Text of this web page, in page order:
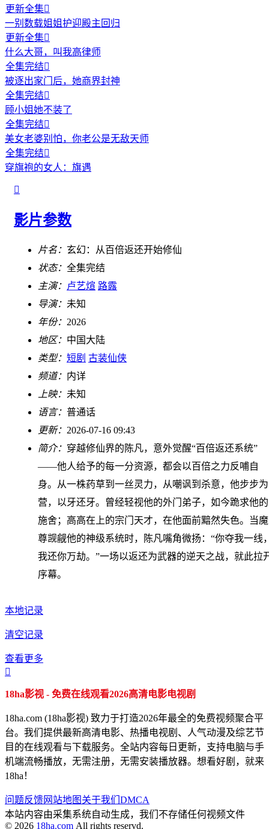
更新全集
一别数载姐姐护迎殿主回归
更新全集
什么大哥，叫我高律师
全集完结
被逐出家门后，她商界封神
全集完结
顾小姐她不装了
全集完结
美女老婆别怕，你老公是无敌天师
全集完结
穿旗袍的女人：旗遇

影片参数
片名： 玄幻：从百倍返还开始修仙
状态： 全集完结
主演： 卢艺煊 路露
导演： 未知
年份： 2026
地区： 中国大陆
类型： 短剧 古装仙侠
频道： 内详
上映： 未知
语言： 普通话
更新： 2026-07-16 09:43
简介： 穿越修仙界的陈凡，意外觉醒“百倍返还系统”
——他人给予的每一分资源，都会以百倍之力反哺自
身。从一株药草到一丝灵力，从嘲讽到杀意，他步步为
营，以牙还牙。曾经轻视他的外门弟子，如今跪求他的
施舍；高高在上的宗门天才，在他面前黯然失色。当魔
尊觊觎他的神级系统时，陈凡嘴角微扬：“你夺我一线
我还你万劫。”一场以返还为武器的逆天之战，就此拉
序幕。
本地记录
清空记录
查看更多

18ha影视 - 免费在线观看2026高清电影电视剧
18ha.com (18ha影视) 致力于打造2026年最全的免费视频聚合平
台。我们提供最新高清电影、热播电视剧、人气动漫及综艺节
目的在线观看与下载服务。全站内容每日更新，支持电脑与手
机端流畅播放，无需注册，无需安装播放器。想看好剧，就来
18ha！
问题反馈网站地图 关于我们 DMCA
本站内容由采集系统自动生成，我们不存储任何视频文件
© 2026 18ha.com All rights reservd.